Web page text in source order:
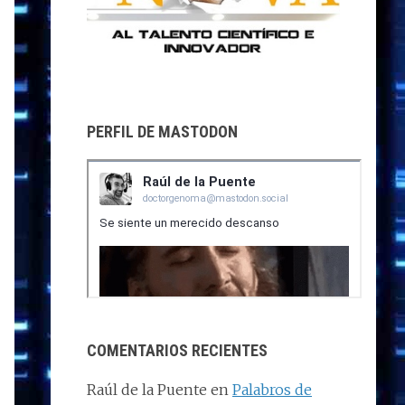
PERFIL DE MASTODON
COMENTARIOS RECIENTES
Raúl de la Puente en Palabros de